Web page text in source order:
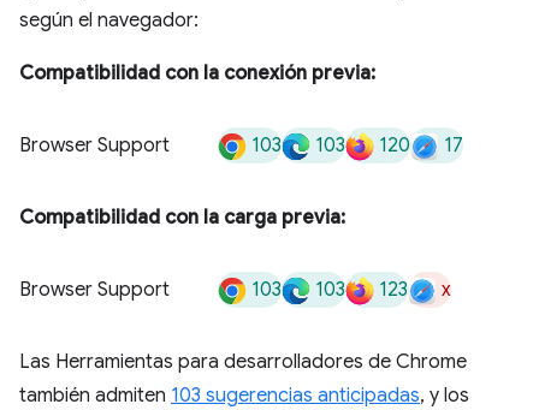
según el navegador:
Compatibilidad con la conexión previa:
Browser Support 103 103 120 17
Compatibilidad con la carga previa:
Browser Support 103 103 123 x
Las Herramientas para desarrolladores de Chrome
también admiten 103 sugerencias anticipadas, y los